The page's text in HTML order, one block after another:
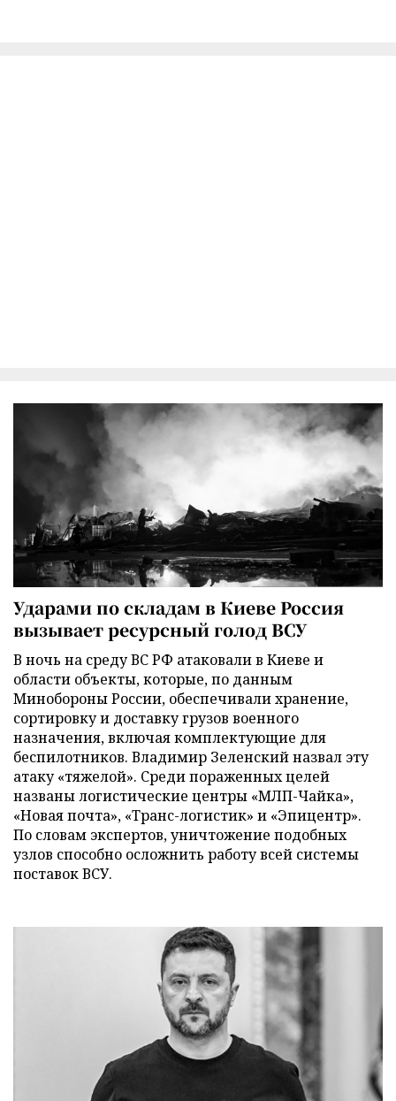
Ударами по складам в Киеве Россия
вызывает ресурсный голод ВСУ
В ночь на среду ВС РФ атаковали в Киеве и
области объекты, которые, по данным
Минобороны России, обеспечивали хранение,
сортировку и доставку грузов военного
назначения, включая комплектующие для
беспилотников. Владимир Зеленский назвал эту
атаку «тяжелой». Среди пораженных целей
названы логистические центры «МЛП-Чайка»,
«Новая почта», «Транс-логистик» и «Эпицентр».
По словам экспертов, уничтожение подобных
узлов способно осложнить работу всей системы
поставок ВСУ.